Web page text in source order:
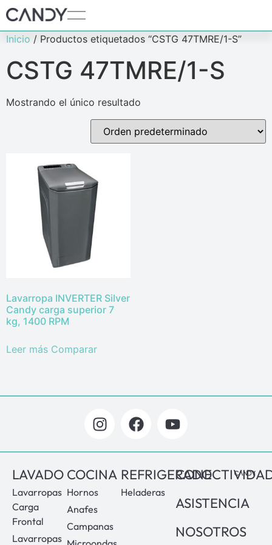
Inicio / Productos etiquetados “CSTG 47TMRE/1-S”
CSTG 47TMRE/1-S
Mostrando el único resultado
Lavarropa INVERTER Silver
Candy carga superior 7
kg, 1400 RPM
Leer más Comparar
LAVADO
Lavarropas
Carga
Frontal
Lavarropas
COCINA
Hornos
Anafes
Campanas
REFRIGERADO
Heladeras
ASISTENCIA
NOSOTROS